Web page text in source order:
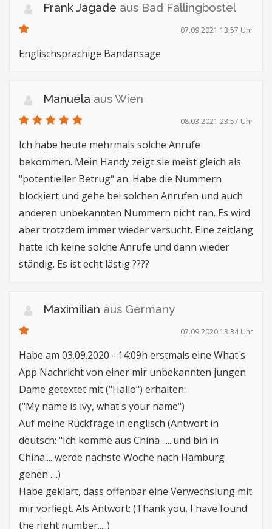
Frank Jagade aus Bad Fallingbostel
07.09.2021 13:57 Uhr
Englischsprachige Bandansage
Manuela aus Wien
08.03.2021 23:57 Uhr
Ich habe heute mehrmals solche Anrufe
bekommen. Mein Handy zeigt sie meist gleich als
"potentieller Betrug" an. Habe die Nummern
blockiert und gehe bei solchen Anrufen und auch
anderen unbekannten Nummern nicht ran. Es wird
aber trotzdem immer wieder versucht. Eine zeitlang
hatte ich keine solche Anrufe und dann wieder
ständig. Es ist echt lästig ????
Maximilian aus Germany
07.09.2020 13:34 Uhr
Habe am 03.09.2020 - 14:09h erstmals eine What's
App Nachricht von einer mir unbekannten jungen
Dame getextet mit ("Hallo") erhalten:
("My name is ivy, what's your name")
Auf meine Rückfrage in englisch (Antwort in
deutsch: "Ich komme aus China ......und bin in
China.... werde nächste Woche nach Hamburg
gehen ....)
Habe geklärt, dass offenbar eine Verwechslung mit
mir vorliegt. Als Antwort: (Thank you, I have found
the right number.....)